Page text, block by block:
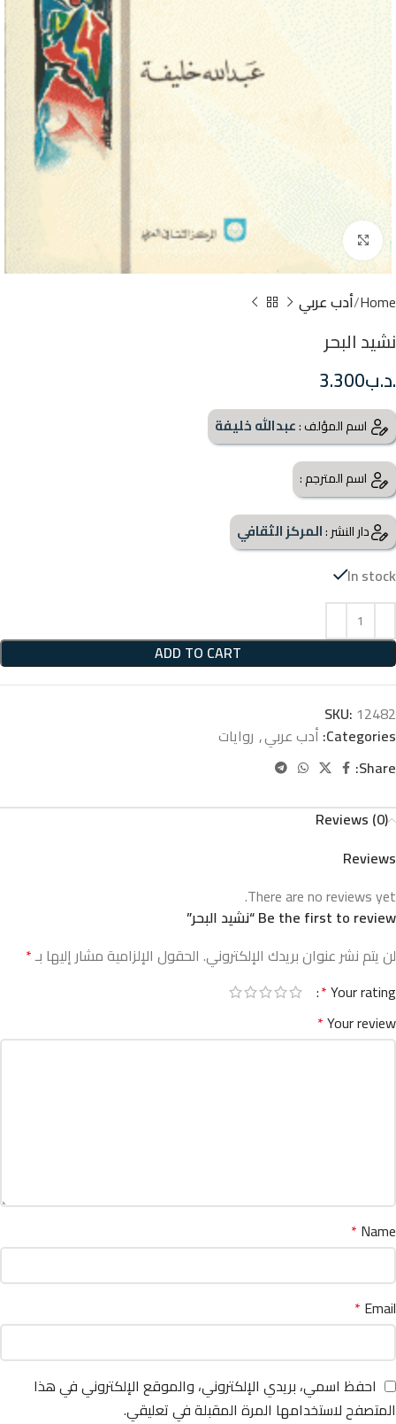
Click to enlarge
Home أدب عربي
نشيد البحر
.د.ب3.300
اسم المؤلف :عبدالله خليفة
اسم المترجم :
دار النشر :المركز الثقافي
In stock
ADD TO CART
SKU: 12482
Categories: أدب عربي, روايات
Share:
Reviews (0)
Reviews
There are no reviews yet.
Be the first to review “نشيد البحر”
لن يتم نشر عنوان بريدك الإلكتروني. الحقول الإلزامية مشار إليها بـ*
Your rating
*
Your review
*
Name
*
Email
*
احفظ اسمي، بريدي الإلكتروني، والموقع الإلكتروني في هذا
المتصفح لاستخدامها المرة المقبلة في تعليقي.